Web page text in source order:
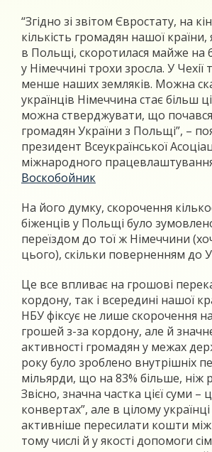
“Згідно зі звітом Євростату, на
кількість громадян нашої країни,
в Польщі, скоротилася майже на
у Німеччині трохи зросла. У Чехії
менше наших земляків. Можна
українців Німеччина стає більш
можна стверджувати, що
громадян України з Польщі”, –
президент Всеукраїнської
міжнародного
Воскобойник
На його думку, скорочення
біженців у Польщі було
переїздом до тої ж Німеччини
цього), скільки поверненням до
Це все впливає на грошові
кордону, так і всередині нашої
НБУ фіксує не лише скорочення
грошей з-за кордону, але й
активності громадян у межах
року було зроблено внутрішніх
мільярди, що на 83% більше, ніж
Звісно, значна частка цієї суми –
конвертах”, але в цілому
активніше пересилати кошти
тому числі й у якості допомоги